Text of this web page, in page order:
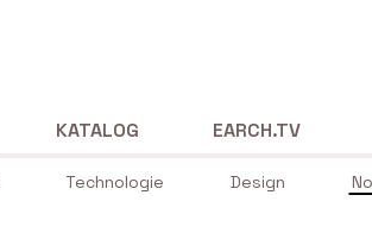
Technologie Design
KATALOG EARCH.TV